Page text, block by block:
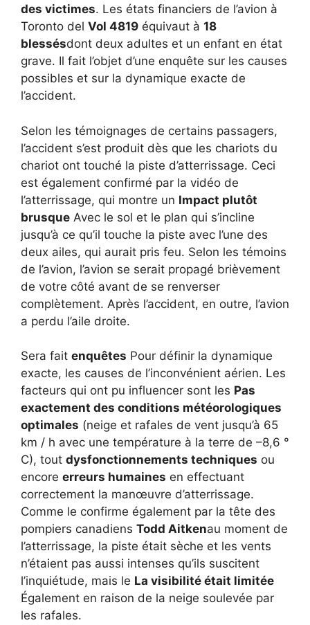
des victimes. Les états financiers de l’avion à
Toronto del Vol 4819 équivaut à 18
blessésdont deux adultes et un enfant en état
grave. Il fait l’objet d’une enquête sur les causes
possibles et sur la dynamique exacte de
l’accident.
Selon les témoignages de certains passagers,
l’accident s’est produit dès que les chariots du
chariot ont touché la piste d’atterrissage. Ceci
est également confirmé par la vidéo de
l’atterrissage, qui montre un Impact plutôt
brusque Avec le sol et le plan qui s’incline
jusqu’à ce qu’il touche la piste avec l’une des
deux ailes, qui aurait pris feu. Selon les témoins
de l’avion, l’avion se serait propagé brièvement
de votre côté avant de se renverser
complètement. Après l’accident, en outre, l’avion
a perdu l’aile droite.
Sera fait enquêtes Pour définir la dynamique
exacte, les causes de l’inconvénient aérien. Les
facteurs qui ont pu influencer sont les Pas
exactement des conditions météorologiques
optimales (neige et rafales de vent jusqu’à 65
km / h avec une température à la terre de –8,6 °
C), tout dysfonctionnements techniques ou
encore erreurs humaines en effectuant
correctement la manœuvre d’atterrissage.
Comme le confirme également par la tête des
pompiers canadiens Todd Aitkenau moment de
l’atterrissage, la piste était sèche et les vents
n’étaient pas aussi intenses qu’ils suscitent
l’inquiétude, mais le La visibilité était limitée
Également en raison de la neige soulevée par
les rafales.